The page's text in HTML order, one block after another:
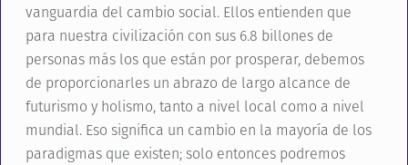
vanguardia del cambio social. Ellos entienden que
para nuestra civilización con sus 6.8 billones de
personas más los que están por prosperar, debemos
de proporcionarles un abrazo de largo alcance de
futurismo y holismo, tanto a nivel local como a nivel
mundial. Eso significa un cambio en la mayoría de los
paradigmas que existen; solo entonces podremos